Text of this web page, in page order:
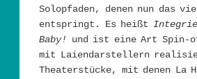
Solopfaden, denen nun das
entspringt. Es heißt
Baby!
und ist eine Art Spin-
mit Laiendarstellern
Theaterstücke, mit denen La